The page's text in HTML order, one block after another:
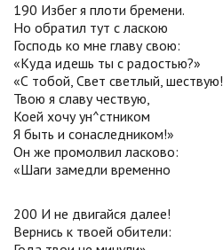
190 Избег я плоти бремени.
Но обратил тут с ласкою
Господь ко мне главу свою:
«Куда идешь ты с радостью?»
«С тобой, Свет светлый, шествую!
Твою я славу чествую,
Коей хочу ун^стником
Я быть и сонаследником!»
Он же промолвил ласково:
«Шаги замедли временно
200 И не двигайся далее!
Вернись к твоей обители: